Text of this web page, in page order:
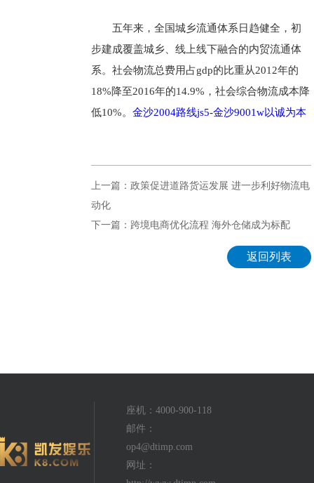
五年来，全国城乡流通体系日趋健全，初
步建成覆盖城乡、线上线下融合的内贸流通体
系。社会物流总费用占gdp的比重从2012年的
18%降至2016年的14.9%，社会综合物流成本降
低10%。 金沙2004路线js5-金沙9001w以诚为本
上一篇：政策促进道路货运发展 进一步利好物流电
动化
下一篇：跨境电商优化流程 海外仓储成为标配
返回列表
座机：4000-900-118
邮件：
op4@dtimp.com
网址：